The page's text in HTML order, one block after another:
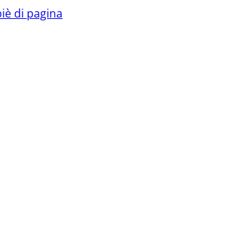
di pagina